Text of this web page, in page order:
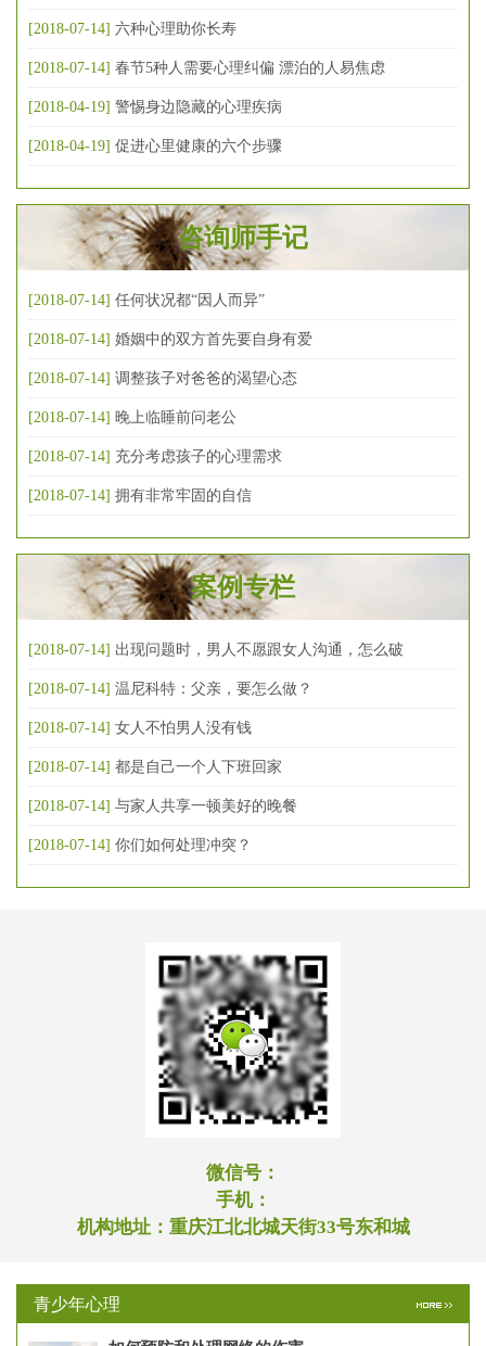
[2018-07-14] 六种心理助你长寿
[2018-07-14] 春节5种人需要心理纠偏 漂泊的人易焦虑
[2018-04-19] 警惕身边隐藏的心理疾病
[2018-04-19] 促进心里健康的六个步骤
咨询师手记
[2018-07-14] 任何状况都“因人而异”
[2018-07-14] 婚姻中的双方首先要自身有爱
[2018-07-14] 调整孩子对爸爸的渴望心态
[2018-07-14] 晚上临睡前问老公
[2018-07-14] 充分考虑孩子的心理需求
[2018-07-14] 拥有非常牢固的自信
案例专栏
[2018-07-14] 出现问题时，男人不愿跟女人沟通，怎么破
[2018-07-14] 温尼科特：父亲，要怎么做？
[2018-07-14] 女人不怕男人没有钱
[2018-07-14] 都是自己一个人下班回家
[2018-07-14] 与家人共享一顿美好的晚餐
[2018-07-14] 你们如何处理冲突？
微信号：
手机：
机构地址： 重庆江北北城天街33号东和城
青少年心理